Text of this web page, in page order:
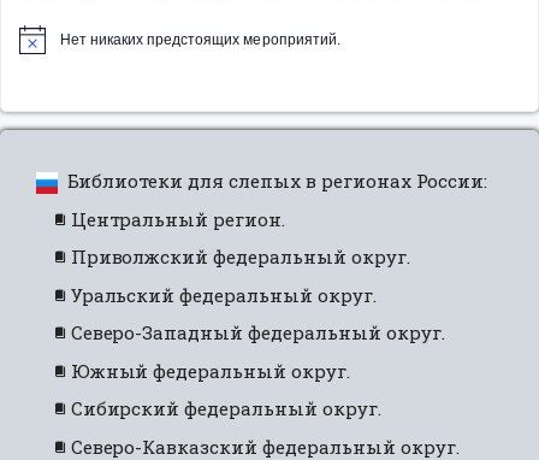
Нет никаких предстоящих мероприятий.
Библиотеки для слепых в регионах России:
Центральный регион.
Приволжский федеральный округ.
Уральский федеральный округ.
Северо-Западный федеральный округ.
Южный федеральный округ.
Сибирский федеральный округ.
Северо-Кавказский федеральный округ.